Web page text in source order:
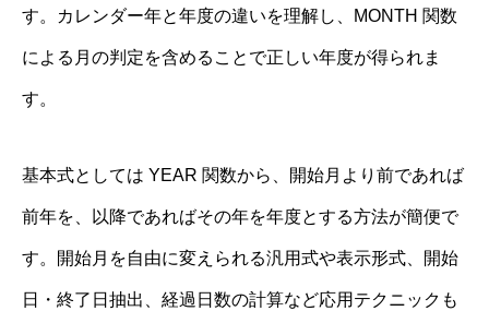
す。カレンダー年と年度の違いを理解し、MONTH 関数
による月の判定を含めることで正しい年度が得られま
す。
基本式としては YEAR 関数から、開始月より前であれば
前年を、以降であればその年を年度とする方法が簡便で
す。開始月を自由に変えられる汎用式や表示形式、開始
日・終了日抽出、経過日数の計算など応用テクニックも